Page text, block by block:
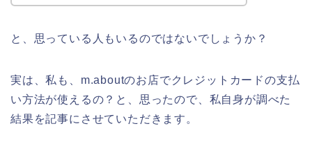
と、思っている人もいるのではないでしょうか？
実は、私も、m.aboutのお店でクレジットカードの支払
い方法が使えるの？と、思ったので、私自身が調べた
結果を記事にさせていただきます。